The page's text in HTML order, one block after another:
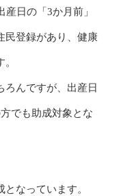
日の「3か月前」
民登録があり、健康
ろんですが、出産日
でも助成対象とな
なっています。